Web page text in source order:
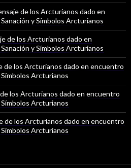
de los Arcturianos dado en
y Símbolos Arcturianos
de los Arcturianos dado en
y Símbolos Arcturianos
de los Arcturianos dado en encuentro
Arcturianos
los Arcturianos dado en encuentro
Arcturianos
de los Arcturianos dado en encuentro
Arcturianos